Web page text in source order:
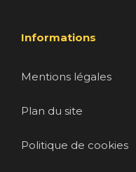
Informations
Mentions légales
Plan du site
Politique de cookies